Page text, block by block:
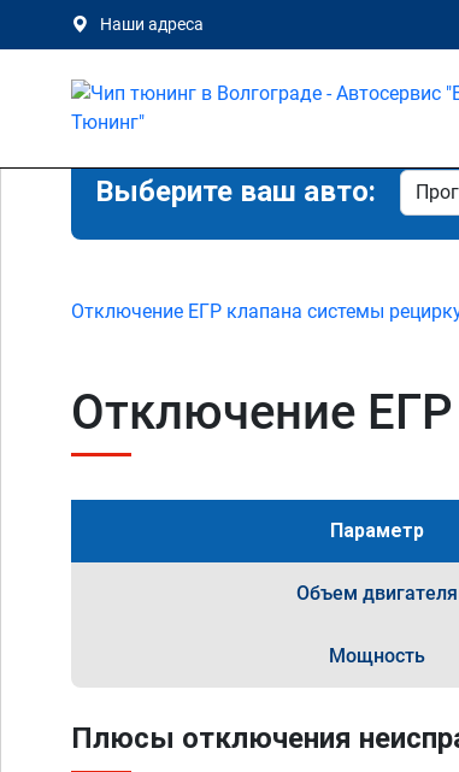
Наши адреса
Выберите ваш авто:
Отключение ЕГР клапана системы
Отключение ЕГР
Параметр
Объем двигателя
Мощность
Плюсы отключения